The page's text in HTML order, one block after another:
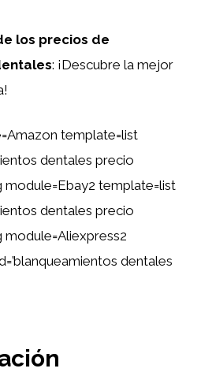
los precios de
: ¡Descubre la mejor
template=list
dentales precio
module=Ebay2 template=list
dentales precio
module=Aliexpress2
dentales